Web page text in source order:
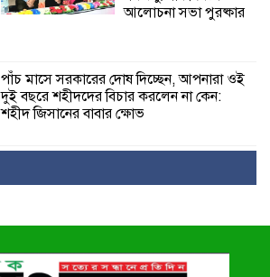
আলোচনা সভা পুরষ্কার
পাঁচ মাসে সরকারের দোষ দিচ্ছেন, আপনারা ওই
দুই বছরে শহীদদের বিচার করলেন না কেন:
শহীদ জিসানের বাবার ক্ষোভ